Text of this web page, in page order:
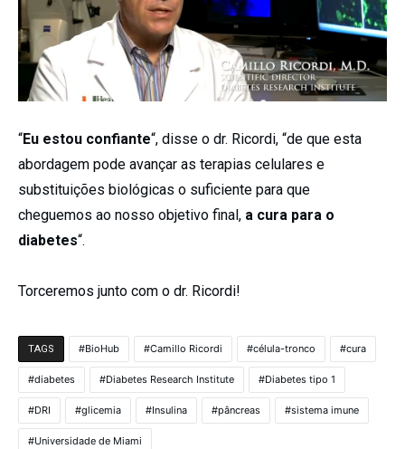
“Eu estou confiante“, disse o dr. Ricordi, “de que esta
abordagem pode avançar as terapias celulares e
substituições biológicas o suficiente para que
cheguemos ao nosso objetivo final, a cura para o
diabetes“.
Torceremos junto com o dr. Ricordi!
TAGS BioHub Camillo Ricordi célula-tronco cura
diabetes Diabetes Research Institute Diabetes tipo 1
DRI glicemia Insulina pâncreas sistema imune
Universidade de Miami